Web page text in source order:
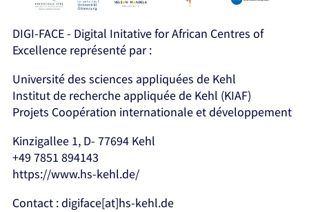
DIGI-FACE - Digital Initative for African Centres of
Excellence représenté par :
Université des sciences appliquées de Kehl
Institut de recherche appliquée de Kehl (KIAF)
Projets Coopération internationale et développement
Kinzigallee 1, D- 77694 Kehl
+49 7851 894143
https://www.hs-kehl.de/
Contact : digiface[at]hs-kehl.de